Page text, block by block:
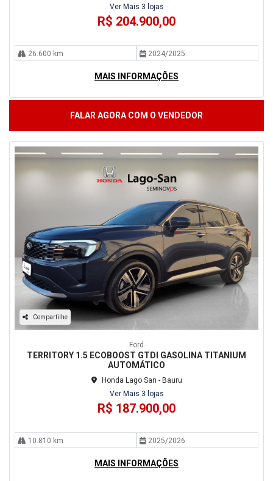
Ver Mais 3 lojas
R$ 204.900,00
26.600 km 2024/2025
MAIS INFORMAÇÕES
FALAR AGORA COM O VENDEDOR
Compartilhe
Ford
TERRITORY 1.5 ECOBOOST GTDI GASOLINA TITANIUM
AUTOMÁTICO
Honda Lago San - Bauru
Ver Mais 3 lojas
R$ 187.900,00
10.810 km 2025/2026
MAIS INFORMAÇÕES